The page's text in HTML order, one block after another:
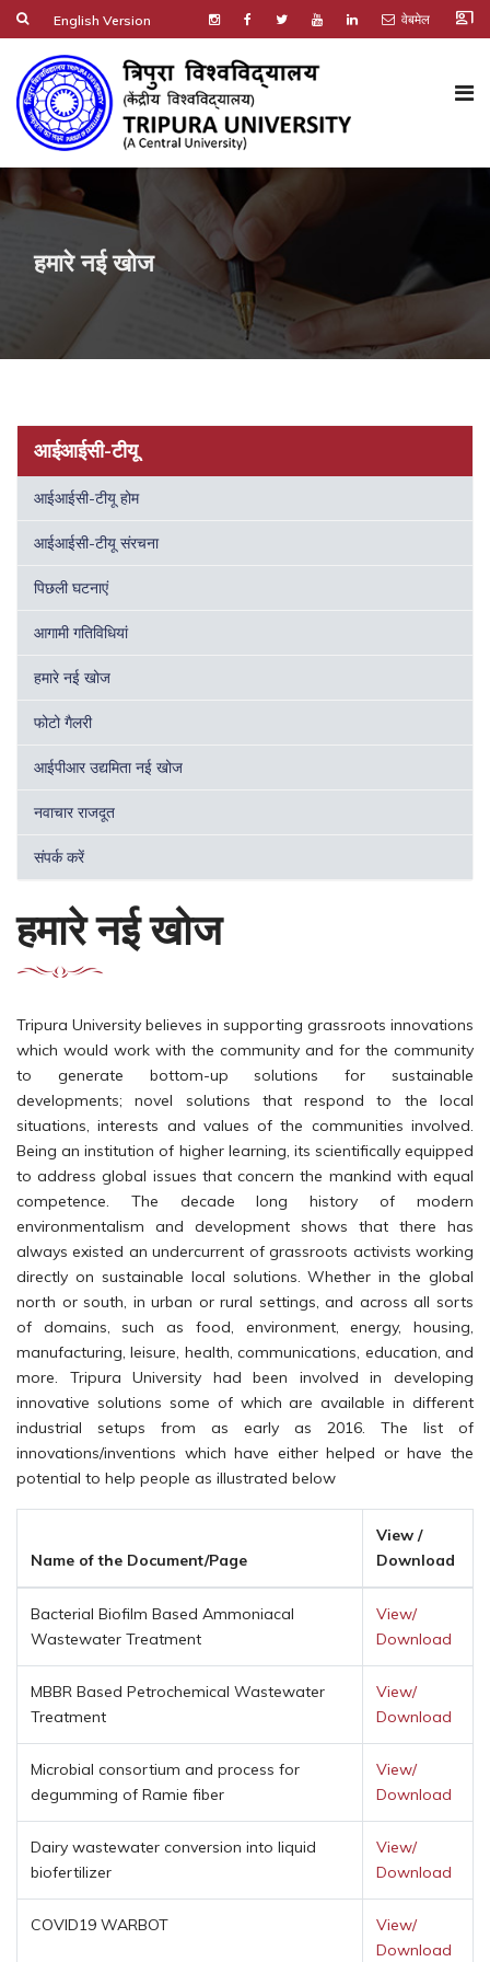
English Version वेबमेल co_present
हमारे नई खोज
आईआईसी-टीयू
आईआईसी-टीयू होम
आईआईसी-टीयू संरचना
पिछली घटनाएं
आगामी गतिविधियां
हमारे नई खोज
फोटो गैलरी
आईपीआर उद्यमिता नई खोज
नवाचार राजदूत
संपर्क करें
हमारे नई खोज
Tripura University believes in supporting grassroots innovations
which would work with the community and for the community
to generate bottom-up solutions for sustainable
developments; novel solutions that respond to the local
situations, interests and values of the communities involved.
Being an institution of higher learning, its scientifically equipped
to address global issues that concern the mankind with equal
competence. The decade long history of modern
environmentalism and development shows that there has
always existed an undercurrent of grassroots activists working
directly on sustainable local solutions. Whether in the global
north or south, in urban or rural settings, and across all sorts
of domains, such as food, environment, energy, housing,
manufacturing, leisure, health, communications, education, and
more. Tripura University had been involved in developing
innovative solutions some of which are available in different
industrial setups from as early as 2016. The list of
innovations/inventions which have either helped or have the
potential to help people as illustrated below
Name of the Document/Page
View /
Download
Bacterial Biofilm Based Ammoniacal
Wastewater Treatment
View/
Download
MBBR Based Petrochemical Wastewater
Treatment
View/
Download
Microbial consortium and process for
degumming of Ramie fiber
View/
Download
Dairy wastewater conversion into liquid
biofertilizer
View/
Download
COVID19 WARBOT
View/
Download